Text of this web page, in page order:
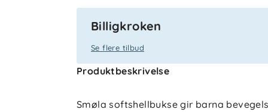
Billigkroken
Se flere tilbud
Produktbeskrivelse
Smøla softshellbukse gir barna